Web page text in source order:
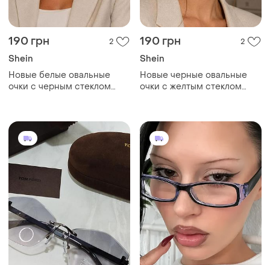
190 грн 2
Shein
Новые белые овальные
очки с черным стеклом
190 грн 2
Shein
Новые черные овальные
очки с желтым стеклом